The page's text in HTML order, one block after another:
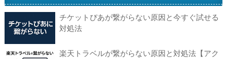
チケットぴあが繋がらない原因と今すぐ試せる
対処法
楽天トラベルが繋がらない原因と対処法【アク